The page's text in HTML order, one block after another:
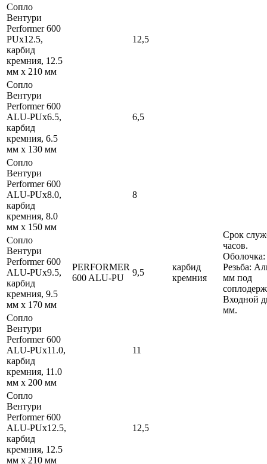
Сопло
Вентури
Performer 600
PUx12.5,
карбид
кремния, 12.5
мм x 210 мм
12,5
Сопло
Вентури
Performer 600
ALU-PUx6.5,
карбид
кремния, 6.5
мм x 130 мм
PERFORMER
600 ALU-PU
6,5
карбид
кремния
Срок
часов.
Резьба:
мм под
Входной
мм.
Сопло
Вентури
Performer 600
ALU-PUx8.0,
карбид
кремния, 8.0
мм x 150 мм
8
Сопло
Вентури
Performer 600
ALU-PUx9.5,
карбид
кремния, 9.5
мм x 170 мм
9,5
Сопло
Вентури
Performer 600
ALU-PUx11.0,
карбид
кремния, 11.0
мм x 200 мм
11
Сопло
Вентури
Performer 600
ALU-PUx12.5,
карбид
кремния, 12.5
мм x 210 мм
12,5